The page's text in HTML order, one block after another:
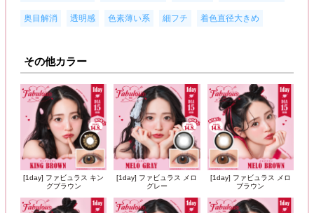
奥目解消 透明感 色素薄い系 細フチ 着色直径大きめ
その他カラー
[1day] ファビュラス キン
グブラウン
[1day] ファビュラス メロ
グレー
[1day] ファビュラス メロ
ブラウン